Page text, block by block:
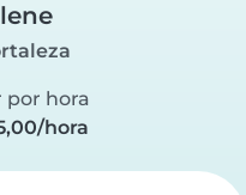
por hora
hora